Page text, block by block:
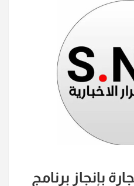
بإنجاز برنامج